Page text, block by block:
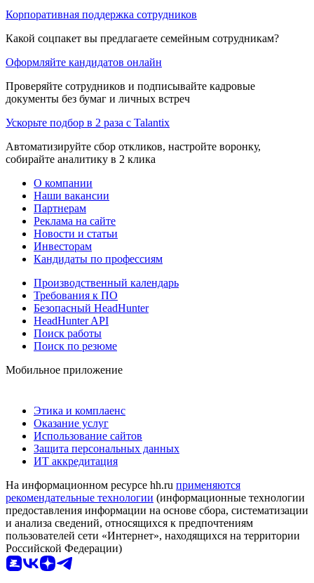
Корпоративная поддержка сотрудников
Какой соцпакет вы предлагаете семейным сотрудникам?
Оформляйте кандидатов онлайн
Проверяйте сотрудников и подписывайте кадровые
документы без бумаг и личных встреч
Ускорьте подбор в 2 раза с Talantix
Автоматизируйте сбор откликов, настройте воронку,
собирайте аналитику в 2 клика
О компании
Наши вакансии
Партнерам
Реклама на сайте
Новости и статьи
Инвесторам
Кандидаты по профессиям
Производственный календарь
Требования к ПО
Безопасный HeadHunter
HeadHunter API
Поиск работы
Поиск по резюме
Мобильное приложение
Этика и комплаенс
Оказание услуг
Использование сайтов
Защита персональных данных
ИТ аккредитация
На информационном ресурсе hh.ru применяются
рекомендательные технологии (информационные технологии
предоставления информации на основе сбора, систематизации
и анализа сведений, относящихся к предпочтениям
пользователей сети «Интернет», находящихся на территории
Российской Федерации)